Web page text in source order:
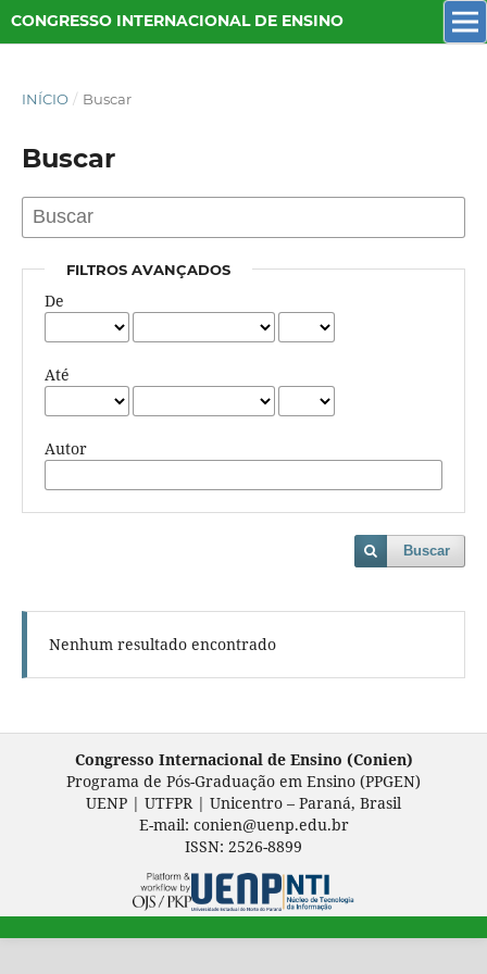
CONGRESSO INTERNACIONAL DE ENSINO
INÍCIO / Buscar
Buscar
FILTROS AVANÇADOS
De
Até
Autor
Buscar
Nenhum resultado encontrado
Congresso Internacional de Ensino (Conien)
Programa de Pós-Graduação em Ensino (PPGEN)
UENP | UTFPR | Unicentro – Paraná, Brasil
E-mail: conien@uenp.edu.br
ISSN: 2526-8899